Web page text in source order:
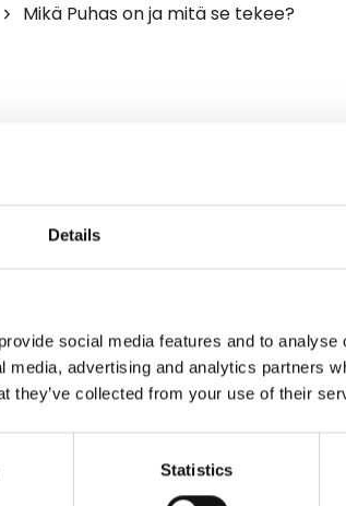
Details
social media features and to
advertising and analytics partners
they’ve collected from your use of their
Statistics
Mikä Puhas on ja mitä se tekee?